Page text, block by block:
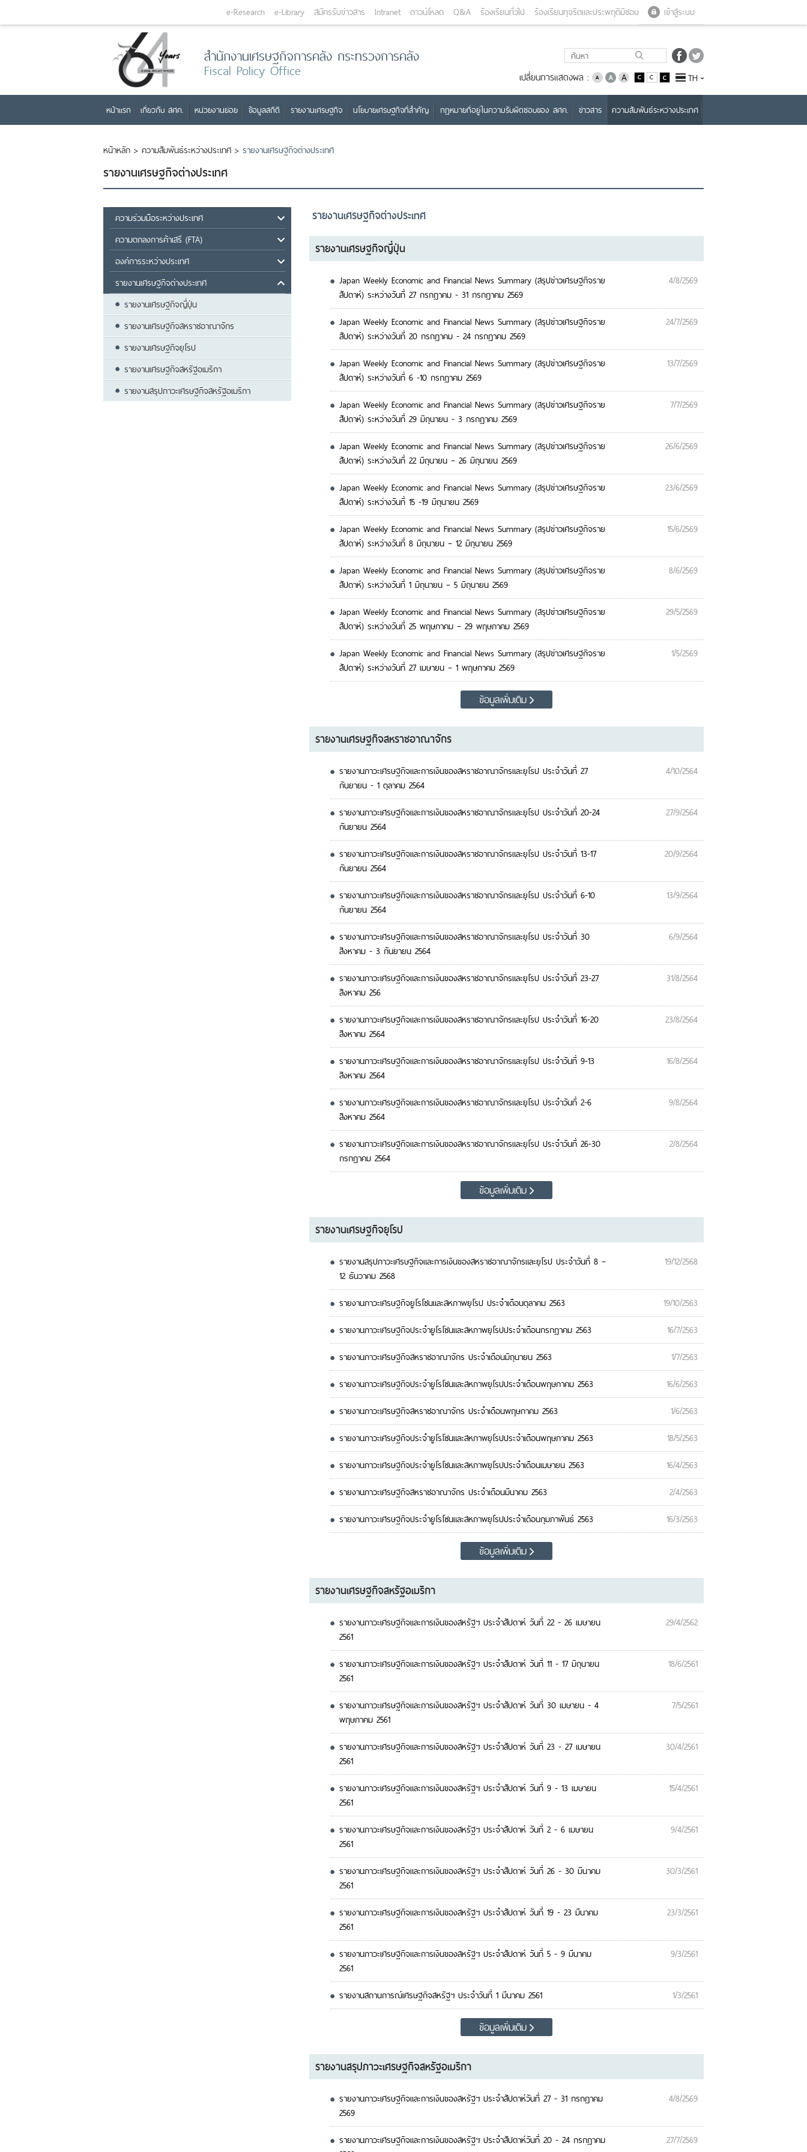
เข้าสู่ระบบ
e-Research e-Library สมัครรับข่าวสาร Intranet ดาวน์โหลด Q&A ร้องเรียนทั่วไป ร้องเรียนทุจริตและประพฤติมิชอบ
สำนักงานเศรษฐกิจการคลัง กระทรวงการคลัง
Fiscal Policy Office เปลี่ยนการแสดงผล : TH
หน้าแรก เกี่ยวกับ สศค. หน่วยงานย่อย ข้อมูลสถิติ รายงานเศรษฐกิจ นโยบายเศรษฐกิจที่สำคัญ กฎหมายที่อยู่ในความรับผิดชอบของ สศค. ข่าวสาร ความสัมพันธ์ระหว่างประเทศ
หน้าหลัก > ความสัมพันธ์ระหว่างประเทศ > รายงานเศรษฐกิจต่างประเทศ
รายงานเศรษฐกิจต่างประเทศ
ความร่วมมือระหว่างประเทศ
ความตกลงการค้าเสรี (FTA)
องค์การระหว่างประเทศ
รายงานเศรษฐกิจต่างประเทศ
รายงานเศรษฐกิจญี่ปุ่น
รายงานเศรษฐกิจสหราชอาณาจักร
รายงานเศรษฐกิจยุโรป
รายงานเศรษฐกิจสหรัฐอเมริกา
รายงานสรุปภาวะเศรษฐกิจสหรัฐอเมริกา
รายงานเศรษฐกิจต่างประเทศ
รายงานเศรษฐกิจญี่ปุ่น
Japan Weekly Economic and Financial News Summary (สรุปข่าวเศรษฐกิจราย
สัปดาห์) ระหว่างวันที่ 27 กรกฎาคม - 31 กรกฎาคม 2569
4/8/2569
Japan Weekly Economic and Financial News Summary (สรุปข่าวเศรษฐกิจราย
สัปดาห์) ระหว่างวันที่ 20 กรกฎาคม - 24 กรกฎาคม 2569
24/7/2569
Japan Weekly Economic and Financial News Summary (สรุปข่าวเศรษฐกิจราย
สัปดาห์) ระหว่างวันที่ 6 -10 กรกฎาคม 2569
13/7/2569
Japan Weekly Economic and Financial News Summary (สรุปข่าวเศรษฐกิจราย
สัปดาห์) ระหว่างวันที่ 29 มิถุนายน - 3 กรกฎาคม 2569
7/7/2569
Japan Weekly Economic and Financial News Summary (สรุปข่าวเศรษฐกิจราย
สัปดาห์) ระหว่างวันที่ 22 มิถุนายน – 26 มิถุนายน 2569
26/6/2569
Japan Weekly Economic and Financial News Summary (สรุปข่าวเศรษฐกิจราย
สัปดาห์) ระหว่างวันที่ 15 -19 มิถุนายน 2569
23/6/2569
Japan Weekly Economic and Financial News Summary (สรุปข่าวเศรษฐกิจราย
สัปดาห์) ระหว่างวันที่ 8 มิถุนายน – 12 มิถุนายน 2569
15/6/2569
Japan Weekly Economic and Financial News Summary (สรุปข่าวเศรษฐกิจราย
สัปดาห์) ระหว่างวันที่ 1 มิถุนายน – 5 มิถุนายน 2569
8/6/2569
Japan Weekly Economic and Financial News Summary (สรุปข่าวเศรษฐกิจราย
สัปดาห์) ระหว่างวันที่ 25 พฤษภาคม – 29 พฤษภาคม 2569
29/5/2569
Japan Weekly Economic and Financial News Summary (สรุปข่าวเศรษฐกิจราย
สัปดาห์) ระหว่างวันที่ 27 เมษายน – 1 พฤษภาคม 2569
1/5/2569
ข้อมูลเพิ่มเติม
รายงานเศรษฐกิจสหราชอาณาจักร
รายงานภาวะเศรษฐกิจและการเงินของสหราชอาณาจักรและยุโรป ประจำวันที่ 27
กันยายน - 1 ตุลาคม 2564
4/10/2564
รายงานภาวะเศรษฐกิจและการเงินของสหราชอาณาจักรและยุโรป ประจำวันที่ 20-24
กันยายน 2564
27/9/2564
รายงานภาวะเศรษฐกิจและการเงินของสหราชอาณาจักรและยุโรป ประจำวันที่ 13-17
กันยายน 2564
20/9/2564
รายงานภาวะเศรษฐกิจและการเงินของสหราชอาณาจักรและยุโรป ประจำวันที่ 6-10
กันยายน 2564
13/9/2564
รายงานภาวะเศรษฐกิจและการเงินของสหราชอาณาจักรและยุโรป ประจำวันที่ 30
สิงหาคม - 3 กันยายน 2564
6/9/2564
รายงานภาวะเศรษฐกิจและการเงินของสหราชอาณาจักรและยุโรป ประจำวันที่ 23-27
สิงหาคม 256
31/8/2564
รายงานภาวะเศรษฐกิจและการเงินของสหราชอาณาจักรและยุโรป ประจำวันที่ 16-20
สิงหาคม 2564
23/8/2564
รายงานภาวะเศรษฐกิจและการเงินของสหราชอาณาจักรและยุโรป ประจำวันที่ 9-13
สิงหาคม 2564
16/8/2564
รายงานภาวะเศรษฐกิจและการเงินของสหราชอาณาจักรและยุโรป ประจำวันที่ 2-6
สิงหาคม 2564
9/8/2564
รายงานภาวะเศรษฐกิจและการเงินของสหราชอาณาจักรและยุโรป ประจำวันที่ 26-30
กรกฎาคม 2564
2/8/2564
ข้อมูลเพิ่มเติม
รายงานเศรษฐกิจยุโรป
รายงานสรุปภาวะเศรษฐกิจและการเงินของสหราชอาณาจักรและยุโรป ประจำวันที่ 8 –
12 ธันวาคม 2568
19/12/2568
รายงานภาวะเศรษฐกิจยูโรโซนและสหภาพยุโรป ประจำเดือนตุลาคม 2563
19/10/2563
รายงานภาวะเศรษฐกิจประจำยูโรโซนและสหภาพยุโรปประจำเดือนกรกฎาคม 2563
16/7/2563
รายงานภาวะเศรษฐกิจสหราชอาณาจักร ประจำเดือนมิถุนายน 2563
1/7/2563
รายงานภาวะเศรษฐกิจประจำยูโรโซนและสหภาพยุโรปประจำเดือนพฤษภาคม 2563
16/6/2563
รายงานภาวะเศรษฐกิจสหราชอาณาจักร ประจำเดือนพฤษภาคม 2563
1/6/2563
รายงานภาวะเศรษฐกิจประจำยูโรโซนและสหภาพยุโรปประจำเดือนพฤษภาคม 2563
18/5/2563
รายงานภาวะเศรษฐกิจประจำยูโรโซนและสหภาพยุโรปประจำเดือนเมษายน 2563
16/4/2563
รายงานภาวะเศรษฐกิจสหราชอาณาจักร ประจำเดือนมีนาคม 2563
2/4/2563
รายงานภาวะเศรษฐกิจประจำยูโรโซนและสหภาพยุโรปประจำเดือนกุมภาพันธ์ 2563
16/3/2563
ข้อมูลเพิ่มเติม
รายงานเศรษฐกิจสหรัฐอเมริกา
รายงานภาวะเศรษฐกิจและการเงินของสหรัฐฯ ประจำสัปดาห์ วันที่ 22 - 26 เมษายน
2561
29/4/2562
รายงานภาวะเศรษฐกิจและการเงินของสหรัฐฯ ประจำสัปดาห์ วันที่ 11 - 17 มิถุนายน
2561
18/6/2561
รายงานภาวะเศรษฐกิจและการเงินของสหรัฐฯ ประจำสัปดาห์ วันที่ 30 เมษายน - 4
พฤษภาคม 2561
7/5/2561
รายงานภาวะเศรษฐกิจและการเงินของสหรัฐฯ ประจำสัปดาห์ วันที่ 23 - 27 เมษายน
2561
30/4/2561
รายงานภาวะเศรษฐกิจและการเงินของสหรัฐฯ ประจำสัปดาห์ วันที่ 9 - 13 เมษายน
2561
15/4/2561
รายงานภาวะเศรษฐกิจและการเงินของสหรัฐฯ ประจำสัปดาห์ วันที่ 2 - 6 เมษายน
2561
9/4/2561
รายงานภาวะเศรษฐกิจและการเงินของสหรัฐฯ ประจำสัปดาห์ วันที่ 26 - 30 มีนาคม
2561
30/3/2561
รายงานภาวะเศรษฐกิจและการเงินของสหรัฐฯ ประจำสัปดาห์ วันที่ 19 - 23 มีนาคม
2561
23/3/2561
รายงานภาวะเศรษฐกิจและการเงินของสหรัฐฯ ประจำสัปดาห์ วันที่ 5 - 9 มีนาคม
2561
9/3/2561
รายงานสถานการณ์เศรษฐกิจสหรัฐฯ ประจำวันที่ 1 มีนาคม 2561 1/3/2561
ข้อมูลเพิ่มเติม
รายงานสรุปภาวะเศรษฐกิจสหรัฐอเมริกา
รายงานภาวะเศรษฐกิจและการเงินของสหรัฐฯ ประจำสัปดาห์วันที่ 27 - 31 กรกฎาคม
2569
4/8/2569
รายงานภาวะเศรษฐกิจและการเงินของสหรัฐฯ ประจำสัปดาห์วันที่ 20 - 24 กรกฎาคม
27/7/2569